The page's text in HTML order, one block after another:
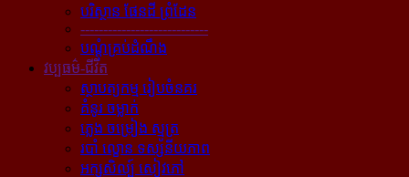
បរិស្ថាន ផែនដី ព្រំដែន
----------------------------
បណ្ដុំគ្រប់ដំណឹង
វប្បធម៌-ជីវិត
ស្ថាបត្យកម្ម រៀបចំនគរ
គំនូរ ចម្លាក់
ភ្លេង ចម្រៀង ស្មូត្រ
របាំ ល្ខោន ទស្សនីយភាព
អក្សសិល្ប៍ សៀវភៅ